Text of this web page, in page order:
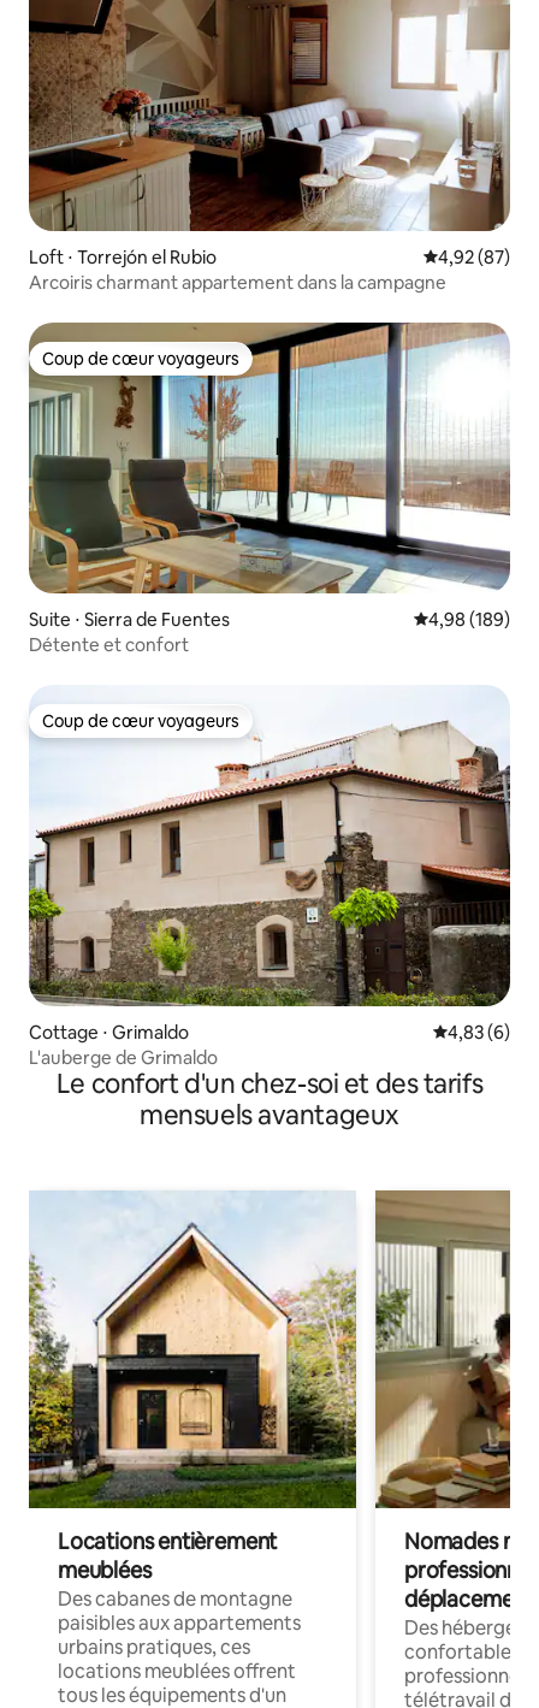
Loft ⋅ Torrejón el Rubio Évaluation
4,92 (87)
Arcoiris charmant appartement dans la campagne
Coup de cœur voyageurs
Coup de cœur voyageurs
Suite ⋅ Sierra de Fuentes Évaluation
4,98 (189)
Détente et confort
Coup de cœur voyageurs
Coup de cœur voyageurs
Cottage ⋅ Grimaldo Évaluation
4,83 (6)
L'auberge de Grimaldo
Le confort d'un chez-soi et des tarifs
mensuels avantageux
Locations entièrement
meublées
Des cabanes de montagne
paisibles aux appartements
urbains pratiques, ces
locations meublées offrent
tous les équipements d'un
Nomades
déplacement
Des
confortables
professionnels
télétravail